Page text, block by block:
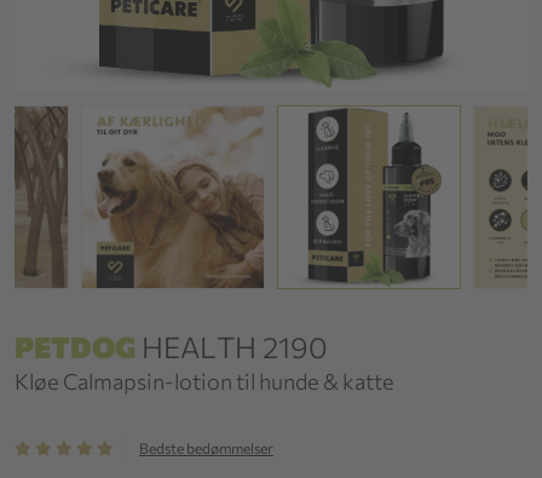
PETDOG HEALTH 2190
Kløe Calmapsin-lotion til hunde & katte
Bedste bedømmelser